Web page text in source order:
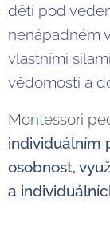
děti pod
nenápadném
vlastními
vědomosti a
Montessori
individuálním
osobnost,
a